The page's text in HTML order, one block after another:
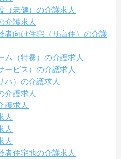
（老健）の介護求人
介護求人
者向け住宅（サ高住）の介護
ム（特養）の介護求人
ービス）の介護求人
ハ）の介護求人
介護求人
護求人
人
人
人
者住宅地の介護求人